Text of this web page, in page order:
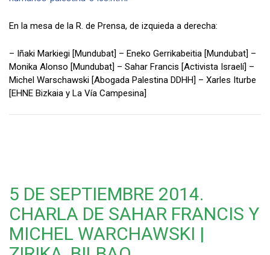
En la mesa de la R. de Prensa, de izquieda a derecha:
– Iñaki Markiegi [Mundubat] – Eneko Gerrikabeitia [Mundubat] –
Monika Alonso [Mundubat] – Sahar Francis [Activista Israelí] –
Michel Warschawski [Abogada Palestina DDHH] – Xarles Iturbe
[EHNE Bizkaia y La Vía Campesina]
5 DE SEPTIEMBRE 2014.
CHARLA DE SAHAR FRANCIS Y
MICHEL WARCHAWSKI |